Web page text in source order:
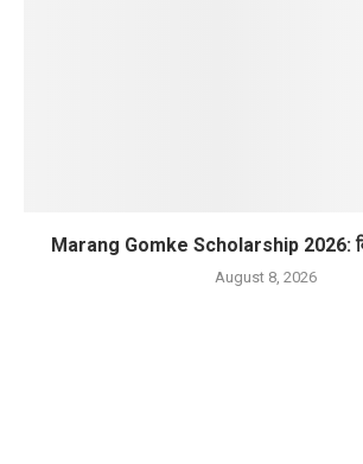
Marang Gomke Scholarship 2026:
August 8, 2026